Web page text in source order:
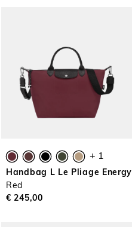
+ 1
Handbag L Le Pliage Energy
Red
€ 245,00